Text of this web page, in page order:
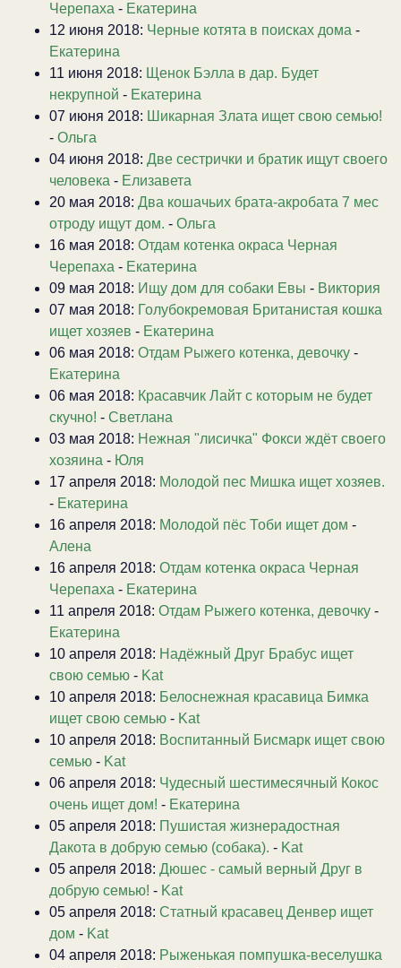
Черепаха - Екатерина
12 июня 2018: Черные котята в поисках дома -
Екатерина
11 июня 2018: Щенок Бэлла в дар. Будет
некрупной - Екатерина
07 июня 2018: Шикарная Злата ищет свою семью!
- Ольга
04 июня 2018: Две сестрички и братик ищут своего
человека - Елизавета
20 мая 2018: Два кошачьих брата-акробата 7 мес
отроду ищут дом. - Ольга
16 мая 2018: Отдам котенка окраса Черная
Черепаха - Екатерина
09 мая 2018: Ищу дом для собаки Евы - Виктория
07 мая 2018: Голубокремовая Британистая кошка
ищет хозяев - Екатерина
06 мая 2018: Отдам Рыжего котенка, девочку -
Екатерина
06 мая 2018: Красавчик Лайт с которым не будет
скучно! - Светлана
03 мая 2018: Нежная "лисичка" Фокси ждёт своего
хозяина - Юля
17 апреля 2018: Молодой пес Мишка ищет хозяев.
- Екатерина
16 апреля 2018: Молодой пёс Тоби ищет дом -
Алена
16 апреля 2018: Отдам котенка окраса Черная
Черепаха - Екатерина
11 апреля 2018: Отдам Рыжего котенка, девочку -
Екатерина
10 апреля 2018: Надёжный Друг Брабус ищет
свою семью - Kat
10 апреля 2018: Белоснежная красавица Бимка
ищет свою семью - Kat
10 апреля 2018: Воспитанный Бисмарк ищет свою
семью - Kat
06 апреля 2018: Чудесный шестимесячный Кокос
очень ищет дом! - Екатерина
05 апреля 2018: Пушистая жизнерадостная
Дакота в добрую семью (собака). - Kat
05 апреля 2018: Дюшес - самый верный Друг в
добрую семью! - Kat
05 апреля 2018: Статный красавец Денвер ищет
дом - Kat
04 апреля 2018: Рыженькая помпушка-веселушка